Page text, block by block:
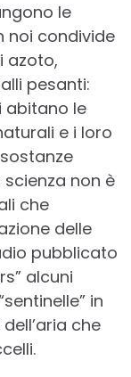
le
noi condivide
azoto,
pesanti:
abitano le
e i loro
non è
che
delle
pubblicato
alcuni
in
che